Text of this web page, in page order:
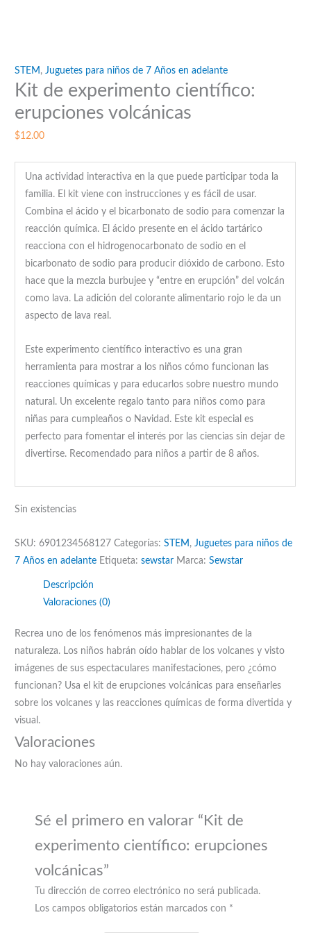
STEM ,Juguetes para niños de 7 Años en adelante
Kit de experimento científico:
erupciones volcánicas
$12.00
Una actividad interactiva en la que puede participar toda la
familia. El kit viene con instrucciones y es fácil de usar.
Combina el ácido y el bicarbonato de sodio para comenzar la
reacción química. El ácido presente en el ácido tartárico
reacciona con el hidrogenocarbonato de sodio en el
bicarbonato de sodio para producir dióxido de carbono. Esto
hace que la mezcla burbujee y “entre en erupción” del volcán
como lava. La adición del colorante alimentario rojo le da un
aspecto de lava real.
Este experimento científico interactivo es una gran
herramienta para mostrar a los niños cómo funcionan las
reacciones químicas y para educarlos sobre nuestro mundo
natural. Un excelente regalo tanto para niños como para
niñas para cumpleaños o Navidad. Este kit especial es
perfecto para fomentar el interés por las ciencias sin dejar de
divertirse. Recomendado para niños a partir de 8 años.
Sin existencias
SKU:6901234568127 Categorías:STEM ,Juguetes para niños de
7 Años en adelante Etiqueta:sewstar Marca:Sewstar
Descripción
Valoraciones (0)
Recrea uno de los fenómenos más impresionantes de la
naturaleza. Los niños habrán oído hablar de los volcanes y visto
imágenes de sus espectaculares manifestaciones, pero ¿cómo
funcionan? Usa el kit de erupciones volcánicas para enseñarles
sobre los volcanes y las reacciones químicas de forma divertida y
visual.
Valoraciones
No hay valoraciones aún.
Sé el primero en valorar “Kit de
experimento científico: erupciones
volcánicas”
Tu dirección de correo electrónico no será publicada.
Los campos obligatorios están marcados con *